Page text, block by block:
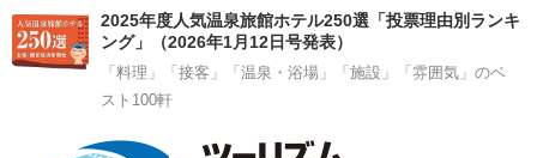
2025年度人気温泉旅館ホテル250選「投票理由別ランキ
ング」（2026年1月12日号発表）
「料理」「接客」「温泉・浴場」「施設」「雰囲気」のベ
スト100軒